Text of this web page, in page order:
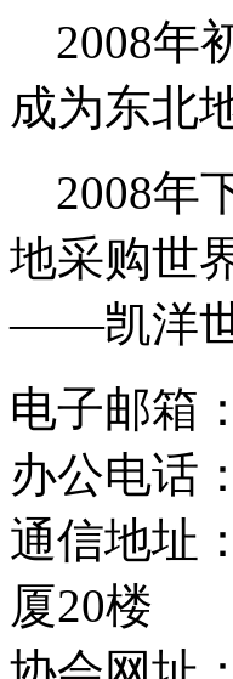
2008年
成为东北
2008年
地采购世
——凯洋
电子邮箱
办公电话
通信地址
厦20楼